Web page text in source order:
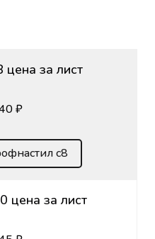
за лист
₽
с8
цена за лист